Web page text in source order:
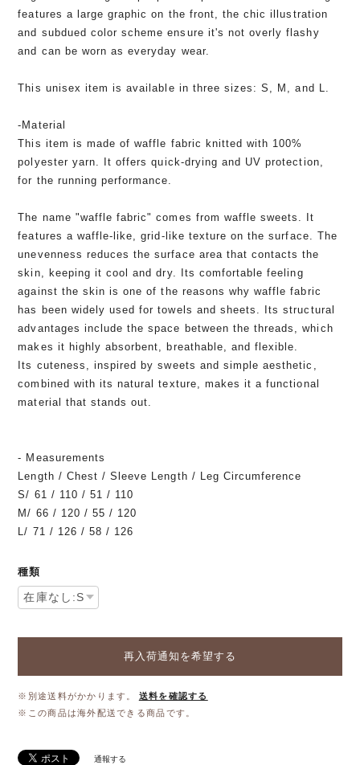
features a large graphic on the front, the chic illustration
and subdued color scheme ensure it's not overly flashy
and can be worn as everyday wear.
This unisex item is available in three sizes: S, M, and L.
-Material
This item is made of waffle fabric knitted with 100%
polyester yarn. It offers quick-drying and UV protection,
for the running performance.
The name "waffle fabric" comes from waffle sweets. It
features a waffle-like, grid-like texture on the surface. The
unevenness reduces the surface area that contacts the
skin, keeping it cool and dry. Its comfortable feeling
against the skin is one of the reasons why waffle fabric
has been widely used for towels and sheets. Its structural
advantages include the space between the threads, which
makes it highly absorbent, breathable, and flexible.
Its cuteness, inspired by sweets and simple aesthetic,
combined with its natural texture, makes it a functional
material that stands out.
- Measurements
Length / Chest / Sleeve Length / Leg Circumference
S/ 61 / 110 / 51 / 110
M/ 66 / 120 / 55 / 120
L/ 71 / 126 / 58 / 126
種類
再入荷通知を希望する
※別途送料がかかります。
送料を確認する
※この商品は海外配送できる商品です。
通報する